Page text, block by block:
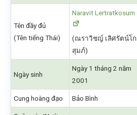
Tên đầy đủ
(Tên tiếng Thái)
Naravit Lertratkosum
(ณราวิชญ์ เลิศรัตน์โก
สุมภ์)
Ngày sinh
Ngày 1 tháng 2 năm
2001
Cung hoàng đạo Bảo Bình